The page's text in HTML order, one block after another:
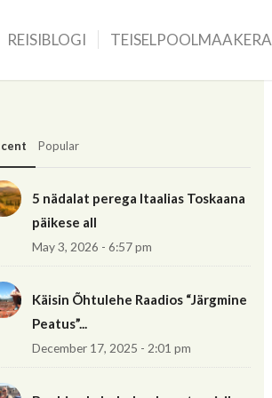
REISIBLOGI TEISELPOOLMAAKERA
Popular
5 nädalat perega Itaalias Toskaana
päikese all
May 3, 2026 - 6:57 pm
Käisin Õhtulehe Raadios “Järgmine
Peatus”...
December 17, 2025 - 2:01 pm